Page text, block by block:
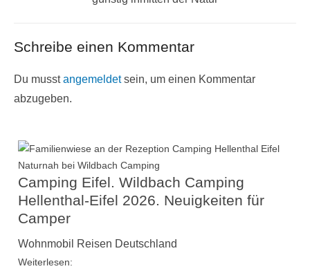
Schreibe einen Kommentar
Du musstangemeldetsein, um einen Kommentar
abzugeben.
Camping Eifel. Wildbach Camping
Hellenthal-Eifel 2026. Neuigkeiten für
Camper
Wohnmobil Reisen Deutschland
Weiterlesen: